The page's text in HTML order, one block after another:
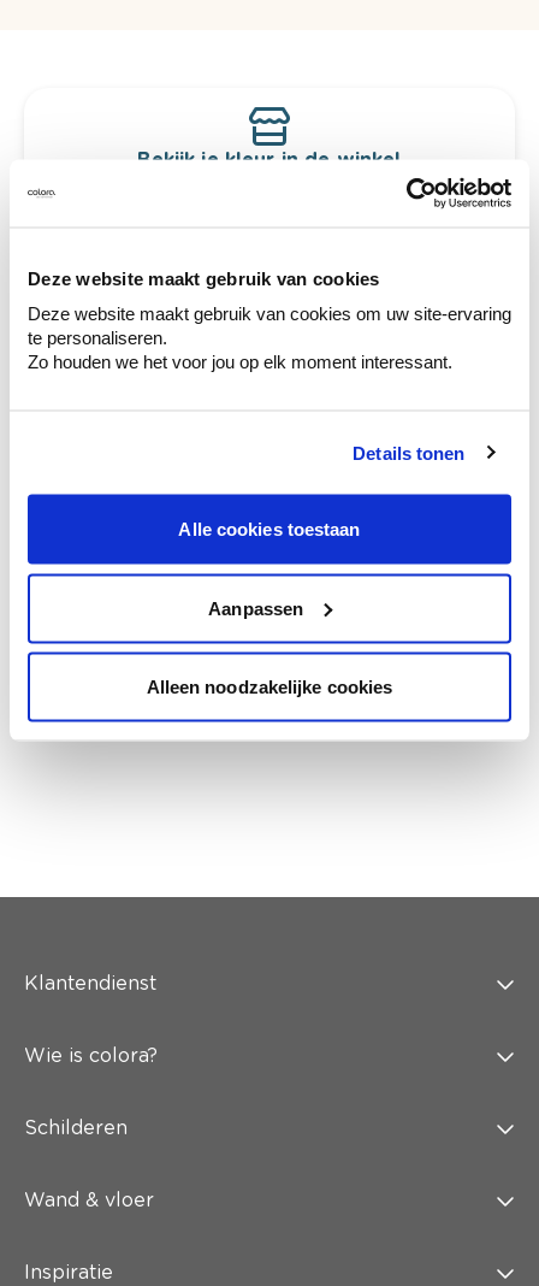
Deze website maakt gebruik van cookies
Deze website maakt gebruik van cookies om uw site-ervaring
te personaliseren.
Zo houden we het voor jou op elk moment interessant.
Details tonen
Alle cookies toestaan
Aanpassen
Alleen noodzakelijke cookies
Bekijk je kleur in de winkel
Ontdek er kleurechte stalen van je
te verfijnen.
Krijg persoonlijk advies om kleuren te
combineren.
Krijg kleuradvies op basis van de lichtinval
en je meubels.
Krijg ineens een technologische check-up
Klantendienst
Wie is colora?
Schilderen
Wand & vloer
Inspiratie